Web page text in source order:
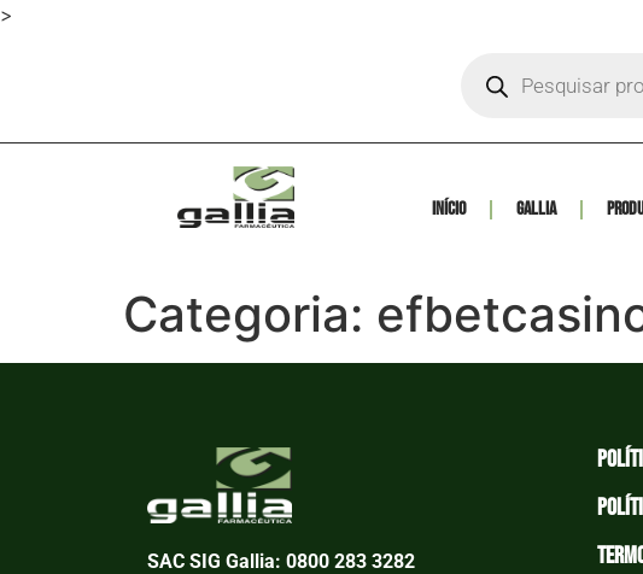
>
Início Gallia
Categoria:
SAC SIG Gallia: 0800 283 3282